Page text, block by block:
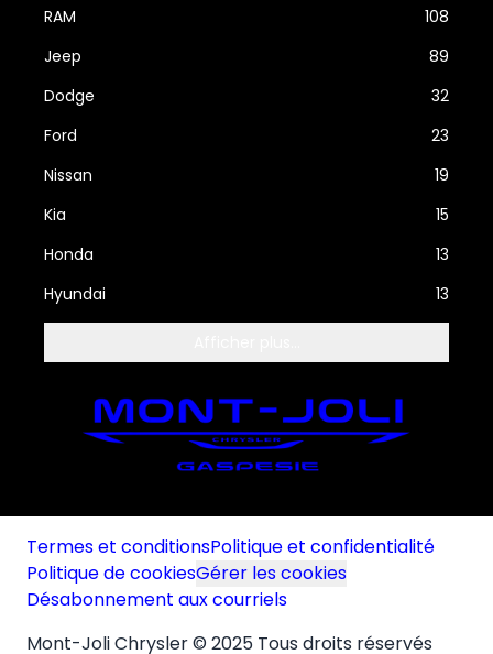
RAM
108
Jeep
89
Dodge
32
Ford
23
Nissan
19
Kia
15
Honda
13
Hyundai
13
Termes et conditionsPolitique et confidentialité
Politique de cookiesGérer les cookies
Désabonnement aux courriels
Mont-Joli Chrysler © 2025 Tous droits réservés